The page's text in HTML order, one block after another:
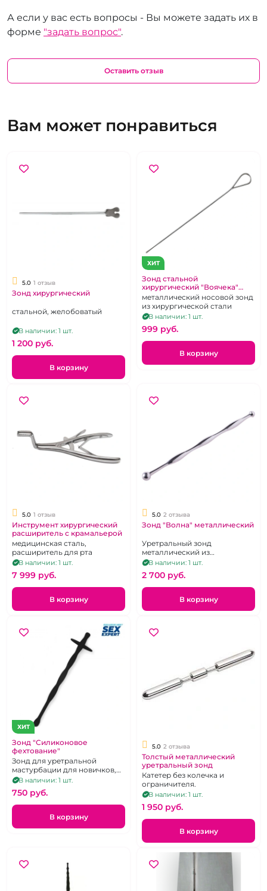
А если у вас есть вопросы - Вы можете задать их в
форме "задать вопрос".
Оставить отзыв
Вам может понравиться
5.0 1 отзыв
Зонд хирургический
стальной, желобоватый
В наличии: 1 шт.
1 200 pуб.
В корзину
ХИТ
Зонд стальной
хирургический "Воячека"
пуговчатый
металлический носовой зонд
из хирургической стали
В наличии: 1 шт.
999 pуб.
В корзину
5.0 1 отзыв
Инструмент хирургический
расширитель с крамальерой
медицинская сталь,
расширитель для рта
В наличии: 1 шт.
7 999 pуб.
В корзину
5.0 2 отзыва
Зонд "Волна" металлический
Уретральный зонд
металлический из
хирургической стали с
шариком на конце ручки.
В наличии: 1 шт.
2 700 pуб.
В корзину
ХИТ
Зонд "Силиконовое
фехтование"
Зонд для уретральной
мастурбации для новичков,
черный, гибкий
В наличии: 1 шт.
750 pуб.
В корзину
5.0 2 отзыва
Толстый металлический
уретральный зонд
Катетер без колечка и
ограничителя.
В наличии: 1 шт.
1 950 pуб.
В корзину